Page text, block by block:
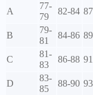
A
77-
79
82-84
B
79-
81
84-86
C
81-
83
86-88
D
83-
85
88-90